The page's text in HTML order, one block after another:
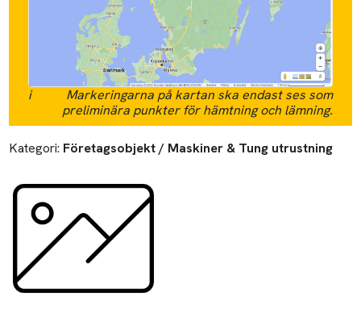
i
Markeringarna på kartan ska endast ses som
preliminära punkter för hämtning och lämning.
Kategori: Företagsobjekt / Maskiner & Tung utrustning